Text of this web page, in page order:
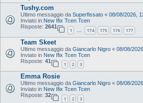
Tushy.com
Ultimo messaggio da Superfissato « 08/08/2026,
Inviato in New Ifix Tcen Tcen
Risposte: 2641
1 … 174 175 176 177
Team Skeet
Ultimo messaggio da Giancarlo Nigro « 08/08/
Inviato in New Ifix Tcen Tcen
Risposte: 41
1 2 3
Emma Rosie
Ultimo messaggio da Giancarlo Nigro « 08/08/
Inviato in New Ifix Tcen Tcen
Risposte: 32
1 2 3